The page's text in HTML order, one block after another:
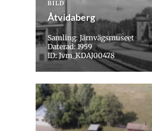
BILD
Åtvidaberg
Samling: Järnvägsmuseet
Daterad: 1959
ID: Jvm_KDAJ00478